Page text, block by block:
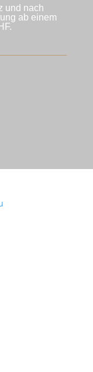
und nach
ab einem